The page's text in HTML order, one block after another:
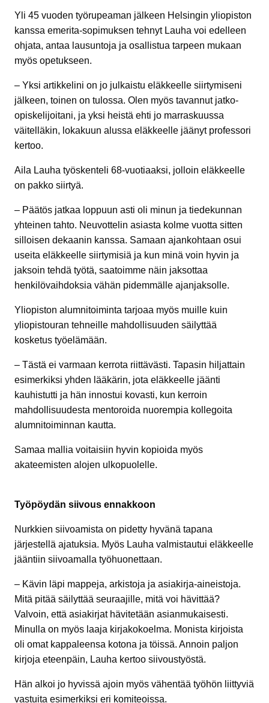
Yli 45 vuoden työrupeaman jälkeen Helsingin yliopiston
kanssa emerita-sopimuksen tehnyt Lauha voi edelleen
ohjata, antaa lausuntoja ja osallistua tarpeen mukaan
myös opetukseen.
– Yksi artikkelini on jo julkaistu eläkkeelle siirtymiseni
jälkeen, toinen on tulossa. Olen myös tavannut jatko-
opiskelijoitani, ja yksi heistä ehti jo marraskuussa
väitelläkin, lokakuun alussa eläkkeelle jäänyt professori
kertoo.
Aila Lauha työskenteli 68-vuotiaaksi, jolloin eläkkeelle
on pakko siirtyä.
– Päätös jatkaa loppuun asti oli minun ja tiedekunnan
yhteinen tahto. Neuvottelin asiasta kolme vuotta sitten
silloisen dekaanin kanssa. Samaan ajankohtaan osui
useita eläkkeelle siirtymisiä ja kun minä voin hyvin ja
jaksoin tehdä työtä, saatoimme näin jaksottaa
henkilövaihdoksia vähän pidemmälle ajanjaksolle.
Yliopiston alumnitoiminta tarjoaa myös muille kuin
yliopistouran tehneille mahdollisuuden säilyttää
kosketus työelämään.
– Tästä ei varmaan kerrota riittävästi. Tapasin hiljattain
esimerkiksi yhden lääkärin, jota eläkkeelle jäänti
kauhistutti ja hän innostui kovasti, kun kerroin
mahdollisuudesta mentoroida nuorempia kollegoita
alumnitoiminnan kautta.
Samaa mallia voitaisiin hyvin kopioida myös
akateemisten alojen ulkopuolelle.
Työpöydän siivous ennakkoon
Nurkkien siivoamista on pidetty hyvänä tapana
järjestellä ajatuksia. Myös Lauha valmistautui eläkkeelle
jääntiin siivoamalla työhuonettaan.
– Kävin läpi mappeja, arkistoja ja asiakirja-aineistoja.
Mitä pitää säilyttää seuraajille, mitä voi hävittää?
Valvoin, että asiakirjat hävitetään asianmukaisesti.
Minulla on myös laaja kirjakokoelma. Monista kirjoista
oli omat kappaleensa kotona ja töissä. Annoin paljon
kirjoja eteenpäin, Lauha kertoo siivoustyöstä.
Hän alkoi jo hyvissä ajoin myös vähentää työhön liittyviä
vastuita esimerkiksi eri komiteoissa.